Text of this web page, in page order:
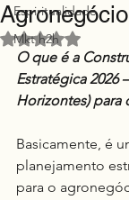
Espiritualidade
Mkt h2h
Agronegócio
Avaliado com
O que é a
Estratégica 2026
Horizontes)
Basicamente, é
planejamento
para o